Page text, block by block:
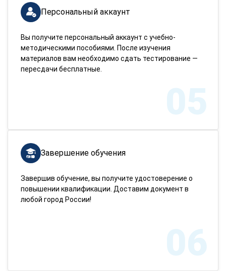
Персональный аккаунт
Вы получите персональный аккаунт с учебно-
методическими пособиями. После изучения
материалов вам необходимо сдать тестирование —
пересдачи бесплатные.
05
Завершение обучения
Завершив обучение, вы получите удостоверение о
повышении квалификации. Доставим документ в
любой город России!
06